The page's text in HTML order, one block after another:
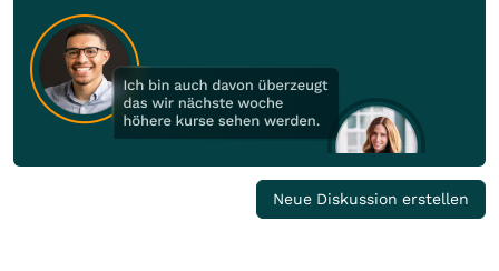
Neue Diskussion erstellen